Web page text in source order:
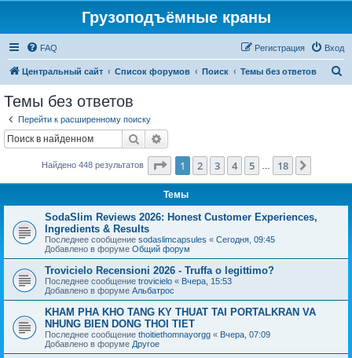
Грузоподъёмные краны
FAQ Вход
Регистрация
Центральный сайт Список форумов Поиск Темы без ответов
Темы без ответов
Перейти к расширенному поиску
Поиск
Найдено 448 результатов Страница из 18
1 2 3 4 5 18
Темы
SodaSlim Reviews 2026: Honest Customer Experiences,
Ingredients & Results
Последнее сообщение sodaslimcapsules « Сегодня, 09:45
Добавлено в форуме Общий форум
Trovicielo Recensioni 2026 - Truffa o legittimo?
Последнее сообщение trovicielo « Вчера, 15:53
Добавлено в форуме Альбатрос
KHAM PHA KHO TANG KY THUAT TAI PORTALKRAN VA
NHUNG BIEN DONG THOI TIET
Последнее сообщение thoitiethomnayorgg « Вчера, 07:09
Добавлено в форуме Другое